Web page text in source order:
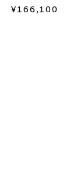
¥166,100